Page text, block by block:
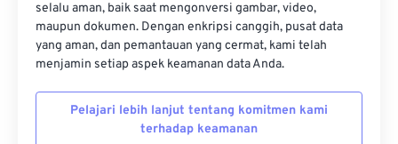
selalu aman, baik saat mengonversi gambar, video,
maupun dokumen. Dengan enkripsi canggih, pusat data
yang aman, dan pemantauan yang cermat, kami telah
menjamin setiap aspek keamanan data Anda.
Pelajari lebih lanjut tentang komitmen kami
terhadap keamanan